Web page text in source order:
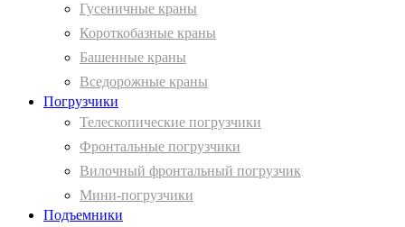
Гусеничные краны
Короткобазные краны
Башенные краны
Вcедорожные краны
Погрузчики
Телескопические погрузчики
Фронтальные погрузчики
Вилочный фронтальный погрузчик
Мини-погрузчики
Подъемники